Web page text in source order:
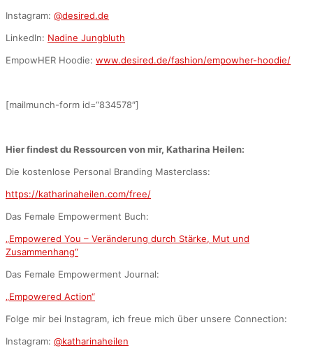
Instagram: @desired.de
LinkedIn: Nadine Jungbluth
EmpowHER Hoodie: www.desired.de/fashion/empowher-hoodie/
[mailmunch-form id=“834578″]
Hier findest du Ressourcen von mir, Katharina Heilen:
Die kostenlose Personal Branding Masterclass:
https://katharinaheilen.com/free/
Das Female Empowerment Buch:
„Empowered You – Veränderung durch Stärke, Mut und
Zusammenhang“
Das Female Empowerment Journal:
„Empowered Action“
Folge mir bei Instagram, ich freue mich über unsere Connection:
Instagram: @katharinaheilen